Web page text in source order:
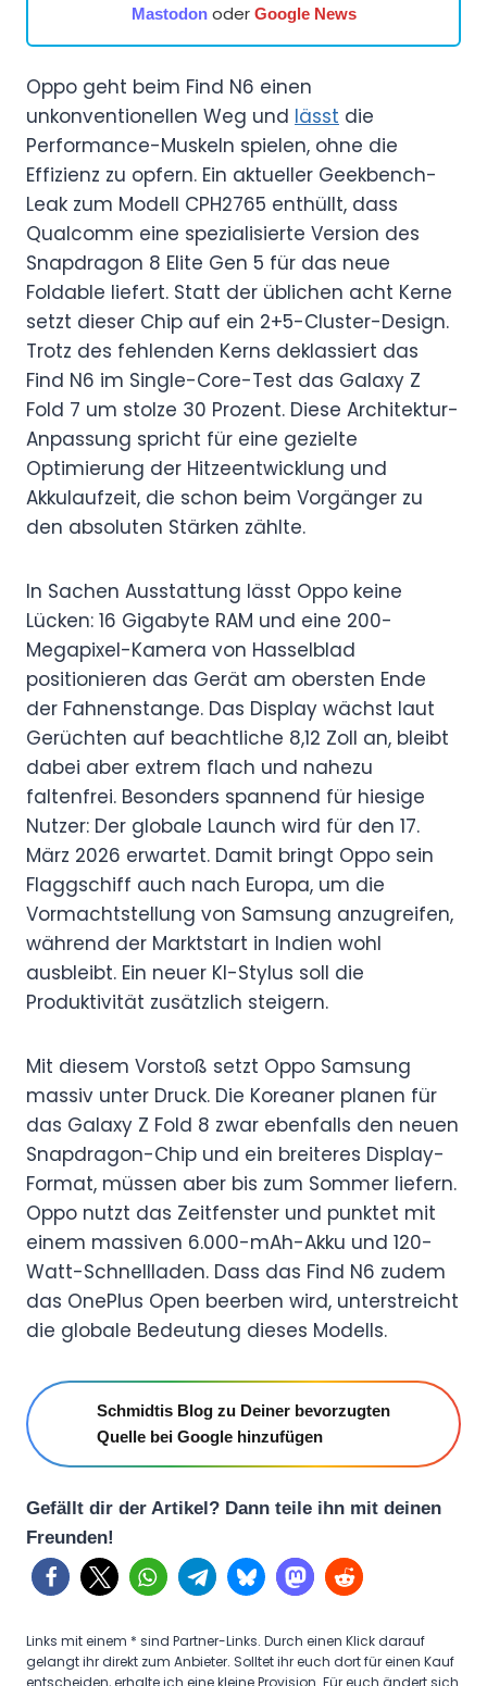
Mastodonoder Google News
Oppo geht beim Find N6 einen
unkonventionellen Weg und lässt die
Performance-Muskeln spielen, ohne die
Effizienz zu opfern. Ein aktueller Geekbench-
Leak zum Modell CPH2765 enthüllt, dass
Qualcomm eine spezialisierte Version des
Snapdragon 8 Elite Gen 5 für das neue
Foldable liefert. Statt der üblichen acht Kerne
setzt dieser Chip auf ein 2+5-Cluster-Design.
Trotz des fehlenden Kerns deklassiert das
Find N6 im Single-Core-Test das Galaxy Z
Fold 7 um stolze 30 Prozent. Diese Architektur-
Anpassung spricht für eine gezielte
Optimierung der Hitzeentwicklung und
Akkulaufzeit, die schon beim Vorgänger zu
den absoluten Stärken zählte.
In Sachen Ausstattung lässt Oppo keine
Lücken: 16 Gigabyte RAM und eine 200-
Megapixel-Kamera von Hasselblad
positionieren das Gerät am obersten Ende
der Fahnenstange. Das Display wächst laut
Gerüchten auf beachtliche 8,12 Zoll an, bleibt
dabei aber extrem flach und nahezu
faltenfrei. Besonders spannend für hiesige
Nutzer: Der globale Launch wird für den 17.
März 2026 erwartet. Damit bringt Oppo sein
Flaggschiff auch nach Europa, um die
Vormachtstellung von Samsung anzugreifen,
während der Marktstart in Indien wohl
ausbleibt. Ein neuer KI-Stylus soll die
Produktivität zusätzlich steigern.
Mit diesem Vorstoß setzt Oppo Samsung
massiv unter Druck. Die Koreaner planen für
das Galaxy Z Fold 8 zwar ebenfalls den neuen
Snapdragon-Chip und ein breiteres Display-
Format, müssen aber bis zum Sommer liefern.
Oppo nutzt das Zeitfenster und punktet mit
einem massiven 6.000-mAh-Akku und 120-
Watt-Schnellladen. Dass das Find N6 zudem
das OnePlus Open beerben wird, unterstreicht
die globale Bedeutung dieses Modells.
Schmidtis Blog zu Deiner bevorzugten
Quelle bei Google hinzufügen
Gefällt dir der Artikel? Dann teile ihn mit deinen
Freunden!
Links mit einem * sind Partner-Links. Durch einen Klick darauf
gelangt ihr direkt zum Anbieter. Solltet ihr euch dort für einen Kauf
entscheiden, erhalte ich eine kleine Provision. Für euch ändert sich